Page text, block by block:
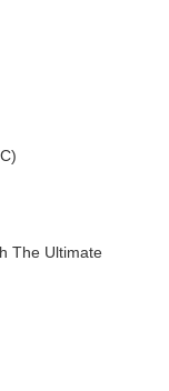
The Ultimate